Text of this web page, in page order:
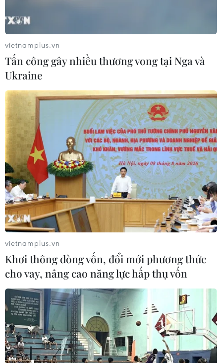
nhất thị trường Việt trong tháng Chín
12/10/2021 07:33
Đứng đầu các mẫu xe bán chạy nhất tháng vẫn thuộc
về VinFast Fadil với 2.565 chiếc được bán ra. Đáng chú
ý, Toyota Vios từ vị trí thứ 2 trong bảng xếp hạng tháng
trước nay đã tụt xuống vị trí thứ 6.
vietnamplus.vn
Tấn công gây nhiều thương vong tại Nga và
Ukraine
vietnamplus.vn
Khơi thông dòng vốn, đổi mới phương thức
cho vay, nâng cao năng lực hấp thụ vốn